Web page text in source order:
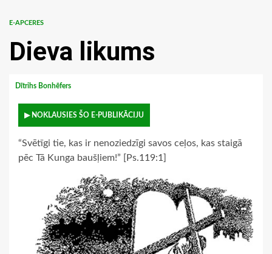
E-APCERES
Dieva likums
Dītrihs Bonhēfers
▶ NOKLAUSIES ŠO E-PUBLIKĀCIJU
“Svētīgi tie, kas ir nenoziedzīgi savos ceļos, kas staigā
pēc Tā Kunga baušļiem!” [Ps.119:1]